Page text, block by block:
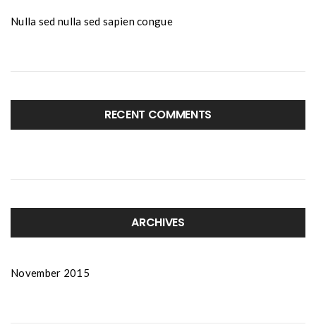
Nulla sed nulla sed sapien congue
RECENT COMMENTS
ARCHIVES
November 2015